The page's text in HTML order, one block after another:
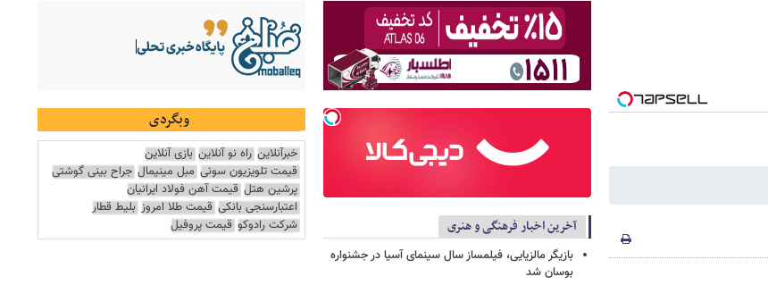
آخرین اخبار فرهنگی و هنری
بازیگر مالزیایی، فیلمساز سال سینمای آسیا در جشنواره
بوسان شد
وبگردی
خبرآنلاین راه نو آنلاین بازی آنلاین
قیمت تلویزیون سونی مبل مینیمال جراح بینی گوشتی
پرشین هتل قیمت آهن فولاد ایرانیان
اعتبارسنجی بانکی قیمت طلا امروز بلیط قطار
شرکت رادوکو قیمت پروفیل